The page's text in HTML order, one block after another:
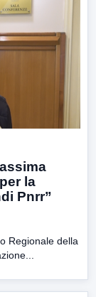
la
Pnrr”
Regionale della